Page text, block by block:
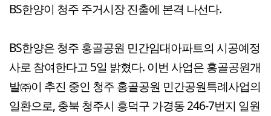
BS한양이 청주 주거시장 진출에 본격 나선다.
BS한양은 청주 홍골공원 민간임대아파트의 시공예정
사로 참여한다고 5일 밝혔다. 이번 사업은 홍골공원개
발㈜이 추진 중인 청주 홍골공원 민간공원특례사업의
일환으로, 충북 청주시 흥덕구 가경동 246-7번지 일원